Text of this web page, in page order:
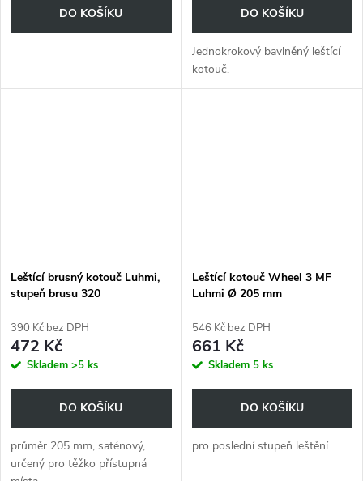
DO KOŠÍKU DO KOŠÍKU
Jednokrokový bavlněný leštící
kotouč.
Leštící brusný kotouč Luhmi,
stupeň brusu 320
390 Kč bez DPH
472 Kč
Skladem >5 ks
DO KOŠÍKU
průměr 205 mm, saténový,
určený pro těžko přístupná
Leštící kotouč Wheel 3 MF
Luhmi Ø 205 mm
546 Kč bez DPH
661 Kč
Skladem 5 ks
DO KOŠÍKU
pro poslední stupeň leštění